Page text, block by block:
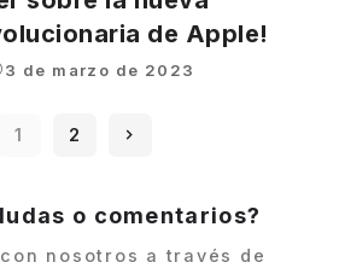
de Apple!
3 de marzo de 2023
1 2
o comentarios?
nosotros a través de